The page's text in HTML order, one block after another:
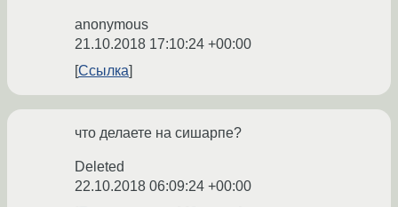
anonymous
21.10.2018 17:10:24 +00:00
Ссылка
что делаете на сишарпе?
Deleted
22.10.2018 06:09:24 +00:00